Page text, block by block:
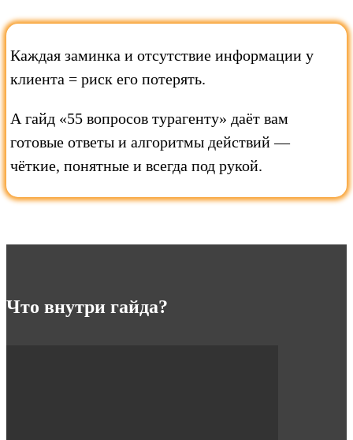
Каждая заминка и отсутствие информации у
клиента = риск его потерять.
А гайд «55 вопросов турагенту» даёт вам
готовые ответы и алгоритмы действий —
чёткие, понятные и всегда под рукой.
Что внутри гайда?